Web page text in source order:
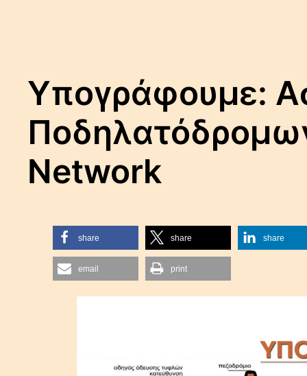
Υπογράφουμε:
Network
share share share
email print